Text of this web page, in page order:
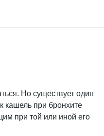
Но существует один
кашель при бронхите
при той или иной его